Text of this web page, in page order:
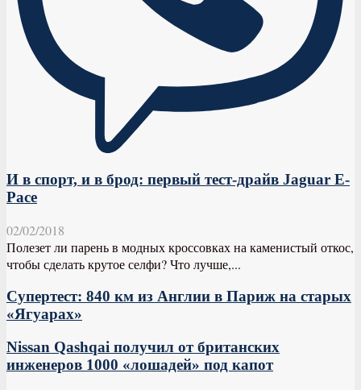
И в спорт, и в брод: первый тест-драйв Jaguar E-
Pace
02/02/2018
Полезет ли парень в модных кроссовках на каменистый откос,
чтобы сделать крутое селфи? Что лучше,...
Супертест: 840 км из Англии в Париж на старых
«Ягуарах»
Nissan Qashqai получил от британских
инженеров 1000 «лошадей» под капот